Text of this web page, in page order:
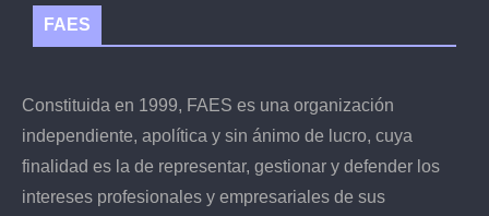
FAES
Constituida en 1999, FAES es una organización
independiente, apolítica y sin ánimo de lucro, cuya
finalidad es la de representar, gestionar y defender los
intereses profesionales y empresariales de sus